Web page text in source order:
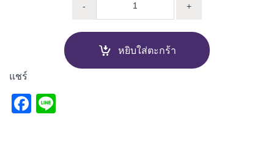
- +
หยิบใส่ตะกร้า
แชร์
F